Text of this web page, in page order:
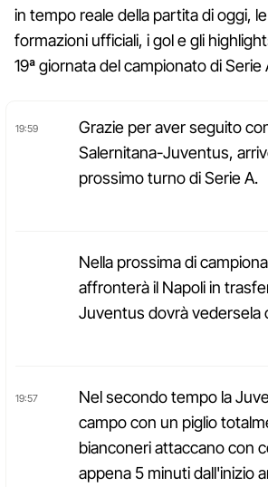
in tempo reale della partita di oggi,
formazioni ufficiali, i gol e gli
19ª giornata del campionato di Serie
19:59
Grazie per aver seguito
Salernitana-Juventus,
prossimo turno di Serie A.
Nella prossima di
affronterà il Napoli in
Juventus dovrà vedersela
19:57
Nel secondo tempo la
campo con un piglio
bianconeri attaccano con
appena 5 minuti dall'inizio